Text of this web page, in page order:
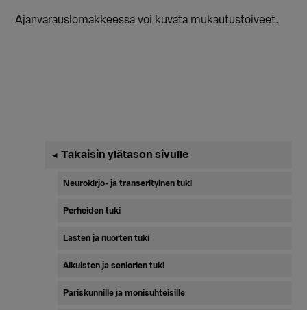
Ajanvarauslomakkeessa voi kuvata mukautustoiveet.
Ensisijainen
sivupalkki
◄ Takaisin ylätason sivulle
Neurokirjo- ja transerityinen tuki
Perheiden tuki
Lasten ja nuorten tuki
Aikuisten ja seniorien tuki
Pariskunnille ja monisuhteisille